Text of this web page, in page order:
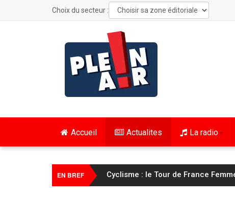
Choix du secteur :
Accueil Actualites La radio
EN BREF Cyclisme : le Tour de France